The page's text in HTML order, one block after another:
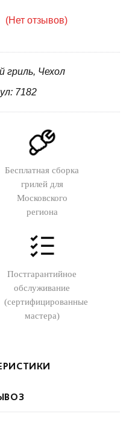
(Нет отзывов)
гриль, Чехол
7182
Бесплатная сборка
грилей для
Московского
региона
Постгарантийное
обслуживание
(сертифицированные
мастера)